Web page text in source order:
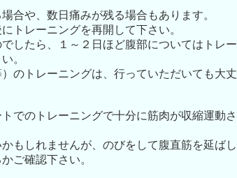
合や、数日痛みが残る場合もあります。
トレーニングを再開して下さい。
したら、１～２日ほど腹部についてはトレー
。
のトレーニングは、行っていただいても大丈
でのトレーニングで十分に筋肉が収縮運動さ
もしれませんが、のびをして腹直筋を延ばし
ご確認下さい。